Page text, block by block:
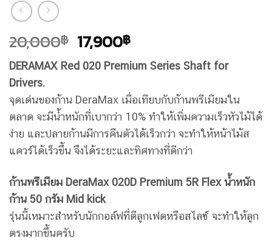
20,000฿ Original
price
was:
20,000฿.
17,900฿Current
price
is:
17,900฿.
DERAMAX Red 020 Premium Series Shaft for
Drivers.
จุดเด่นของก้าน DeraMax เมื่อเทียบกับก้านพรีเมียมใน
ตลาด จะมีน้ำหนักที่เบากว่า 10% ทำให้เพิ่มความเร็วหัวไม้ได้
ง่าย และปลายก้านมีการคืนตัวได้เร็วกว่า จะทำให้หน้าไม้ส
แควร์ได้เร็วขึ้น จึงได้ระยะและทิศทางที่ดีกว่า
ก้านพรีเมียม DeraMax 020D Premium 5R Flex น้ำหนัก
ก้าน 50 กรัม Mid kick
รุ่นนี้เหมาะสำหรับนักกอล์ฟที่ตีลูกเฟดหรือสไลซ์ จะทำให้ลูก
ตรงมากขึ้นครับ